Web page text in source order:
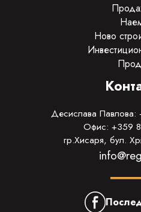
Ново
Десислава
Офис: +359
гр.Хисаря, бул.